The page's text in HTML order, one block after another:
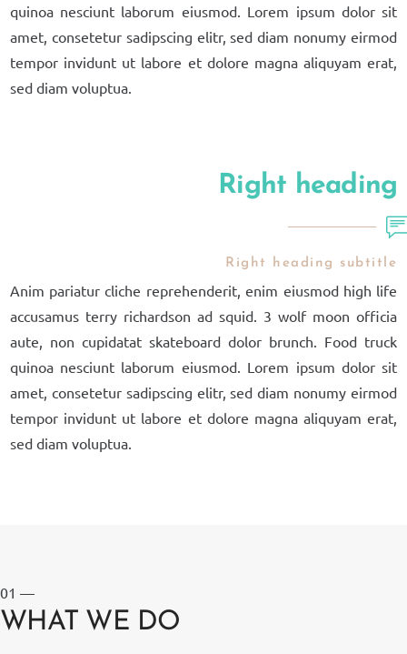
quinoa nesciunt laborum eiusmod. Lorem ipsum dolor sit
amet, consetetur sadipscing elitr, sed diam nonumy eirmod
tempor invidunt ut labore et dolore magna aliquyam erat,
sed diam voluptua.
Right heading
Right heading subtitle
Anim pariatur cliche reprehenderit, enim eiusmod high life
accusamus terry richardson ad squid. 3 wolf moon officia
aute, non cupidatat skateboard dolor brunch. Food truck
quinoa nesciunt laborum eiusmod. Lorem ipsum dolor sit
amet, consetetur sadipscing elitr, sed diam nonumy eirmod
tempor invidunt ut labore et dolore magna aliquyam erat,
sed diam voluptua.
01 —
WHAT WE DO